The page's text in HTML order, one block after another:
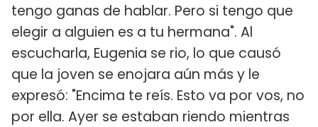
tengo ganas de hablar. Pero si tengo que
elegir a alguien es a tu hermana". Al
escucharla, Eugenia se rio, lo que causó
que la joven se enojara aún más y le
expresó: "Encima te reís. Esto va por vos, no
por ella. Ayer se estaban riendo mientras